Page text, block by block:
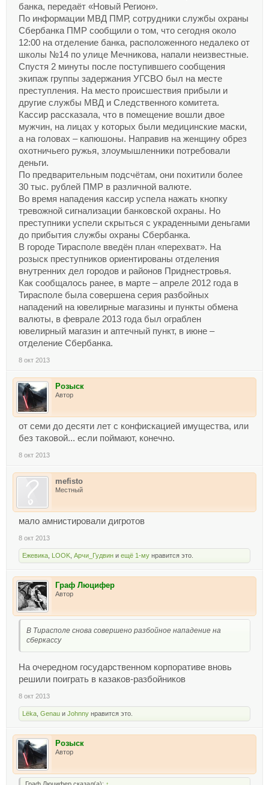
банка, передаёт «Новый Регион».
По информации МВД ПМР, сотрудники службы охраны
Сбербанка ПМР сообщили о том, что сегодня около
12:00 на отделение банка, расположенного недалеко от
школы №14 по улице Мечникова, напали неизвестные.
Спустя 2 минуты после поступившего сообщения
экипаж группы задержания УГСВО был на месте
преступления. На место происшествия прибыли и
другие службы МВД и Следственного комитета.
Кассир рассказала, что в помещение вошли двое
мужчин, на лицах у которых были медицинские маски,
а на головах – капюшоны. Направив на женщину обрез
охотничьего ружья, злоумышленники потребовали
деньги.
По предварительным подсчётам, они похитили более
30 тыс. рублей ПМР в различной валюте.
Во время нападения кассир успела нажать кнопку
тревожной сигнализации банковской охраны. Но
преступники успели скрыться с украденными деньгами
до прибытия службы охраны Сбербанка.
В городе Тирасполе введён план «перехват». На
розыск преступников ориентированы отделения
внутренних дел городов и районов Приднестровья.
Как сообщалось ранее, в марте – апреле 2012 года в
Тирасполе была совершена серия разбойных
нападений на ювелирные магазины и пункты обмена
валюты, в феврале 2013 года был ограблен
ювелирный магазин и аптечный пункт, в июне –
отделение Сбербанка.
8 окт 2013
Розыск
Автор
от семи до десяти лет с конфискацией имущества, или
без таковой... если поймают, конечно.
8 окт 2013
mefisto
Местный
мало амнистировали дигротов
8 окт 2013
Ежевика LOOK Арчи_Гудвин и ещё 1-му нравится это.
Граф Люцифер
Автор
В Тирасполе снова совершено разбойное нападение на
сберкассу
На очередном государственном корпоративе вновь
решили поиграть в казаков-разбойников
8 окт 2013
Lёka Genau и Johnny нравится это.
Розыск
Автор